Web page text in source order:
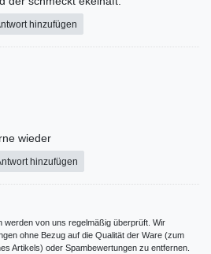
hinzufügen
wieder
hinzufügen
werden von uns regelmäßig überprüft. Wir
ohne Bezug auf die Qualität der Ware (zum
Artikels) oder Spambewertungen zu entfernen.